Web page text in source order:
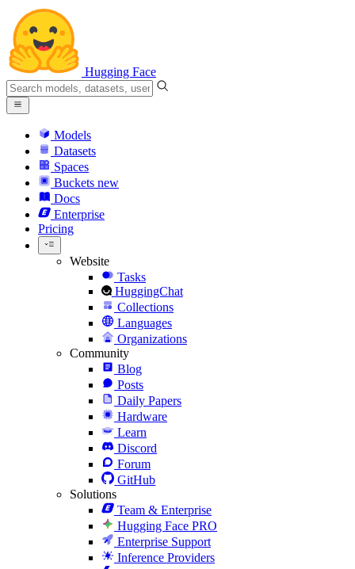
Hugging Face
Models
Datasets
Spaces
Buckets new
Docs
Enterprise
Pricing
Website
Tasks
HuggingChat
Collections
Languages
Organizations
Community
Blog
Posts
Daily Papers
Hardware
Learn
Discord
Forum
GitHub
Solutions
Team & Enterprise
Hugging Face PRO
Enterprise Support
Inference Providers